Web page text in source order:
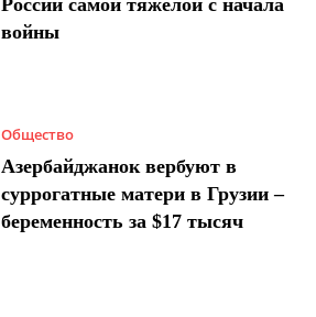
России самой тяжелой с начала
войны
Общество
Азербайджанок вербуют в
суррогатные матери в Грузии –
беременность за $17 тысяч